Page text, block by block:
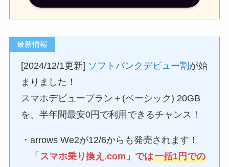
最新情報
[2024/12/1更新] ソフトバンクデビュー割 が始
まりました！
スマホデビュープラン＋(ベーシック) 20GB
を、半年間最安0円で利用できるチャンス！
・arrows We2が12/6からも発売されます！
「 スマホ乗り換え.com 」では一括1円での